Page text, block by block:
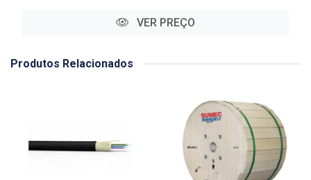
VER PREÇO
Produtos Relacionados